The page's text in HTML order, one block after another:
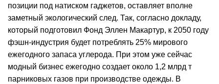
позиции под натиском гаджетов, оставляет вполне
заметный экологический след. Так, согласно докладу,
который подготовил Фонд Эллен Макартур, к 2050 году
фэшн-индустрия будет потреблять 25% мирового
ежегодного запаса углерода. При этом уже сейчас
модный бизнес ежегодно создает около 1,2 млрд т
парниковых газов при производстве одежды. В